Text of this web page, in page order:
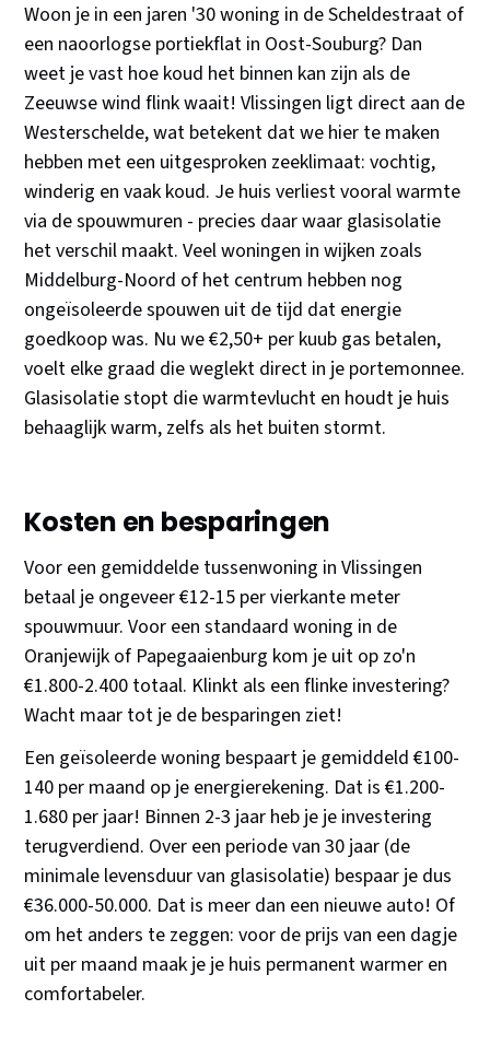
Woon je in een jaren '30 woning in de Scheldestraat of
een naoorlogse portiekflat in Oost-Souburg? Dan
weet je vast hoe koud het binnen kan zijn als de
Zeeuwse wind flink waait! Vlissingen ligt direct aan de
Westerschelde, wat betekent dat we hier te maken
hebben met een uitgesproken zeeklimaat: vochtig,
winderig en vaak koud. Je huis verliest vooral warmte
via de spouwmuren - precies daar waar glasisolatie
het verschil maakt. Veel woningen in wijken zoals
Middelburg-Noord of het centrum hebben nog
ongeïsoleerde spouwen uit de tijd dat energie
goedkoop was. Nu we €2,50+ per kuub gas betalen,
voelt elke graad die weglekt direct in je portemonnee.
Glasisolatie stopt die warmtevlucht en houdt je huis
behaaglijk warm, zelfs als het buiten stormt.
Kosten en besparingen
Voor een gemiddelde tussenwoning in Vlissingen
betaal je ongeveer €12-15 per vierkante meter
spouwmuur. Voor een standaard woning in de
Oranjewijk of Papegaaienburg kom je uit op zo'n
€1.800-2.400 totaal. Klinkt als een flinke investering?
Wacht maar tot je de besparingen ziet!
Een geïsoleerde woning bespaart je gemiddeld €100-
140 per maand op je energierekening. Dat is €1.200-
1.680 per jaar! Binnen 2-3 jaar heb je je investering
terugverdiend. Over een periode van 30 jaar (de
minimale levensduur van glasisolatie) bespaar je dus
€36.000-50.000. Dat is meer dan een nieuwe auto! Of
om het anders te zeggen: voor de prijs van een dagje
uit per maand maak je je huis permanent warmer en
comfortabeler.